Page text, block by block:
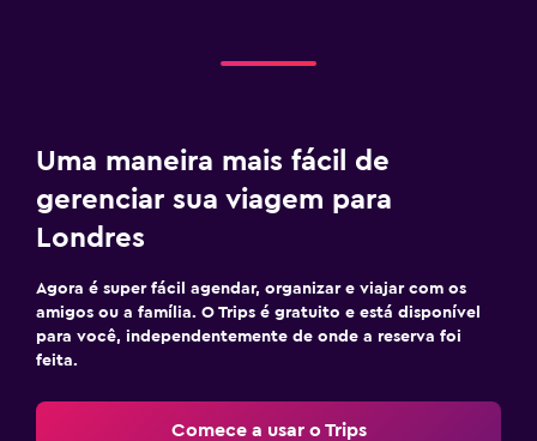
Uma maneira mais fácil de
gerenciar sua viagem para
Londres
Agora é super fácil agendar, organizar e viajar com os
amigos ou a família. O Trips é gratuito e está disponível
para você, independentemente de onde a reserva foi
feita.
Comece a usar o Trips